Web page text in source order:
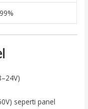
seperti panel